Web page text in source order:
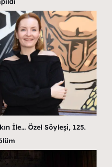
İle… Özel Söyleşi, 125.